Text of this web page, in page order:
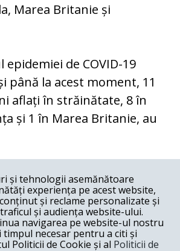
Marea Britanie și
epidemiei de COVID-19
până la acest moment, 11
aflați în străinătate, 8 în
și 1 în Marea Britanie, au
și tehnologii asemănătoare
experiența pe acest website,
și reclame personalizate și
și audiența website-ului.
navigarea pe website-ul nostru
timpul necesar pentru a citi și
Politicii de Cookie și al Politicii de